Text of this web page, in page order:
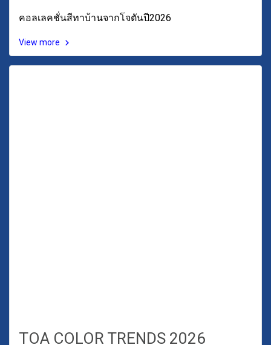
คอลเลคชั่นสีทาบ้านจากโจตันปี2026
View more
TOA COLOR TRENDS 2026